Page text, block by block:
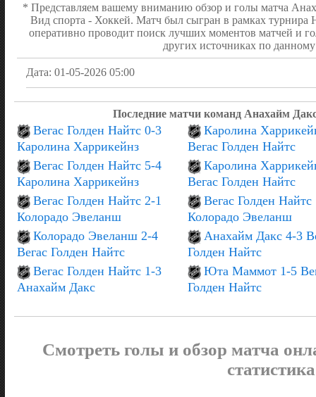
* Представляем вашему вниманию обзор и голы матча
Вид спорта - Хоккей. Матч был сыгран в рамках турнира
оперативно проводит поиск лучших моментов матчей и
других источниках по
Дата: 01-05-2026 05:00
Последние матчи команд Анахайм
Вегас Голден Найтс 0-3
Каролина Харрикейнз
Каролина
Вегас Голден Найтс
Вегас Голден Найтс 5-4
Каролина Харрикейнз
Каролина
Вегас Голден Найтс
Вегас Голден Найтс 2-1
Колорадо Эвеланш
Вегас Голден Найтс
Колорадо Эвеланш
Колорадо Эвеланш 2-4
Вегас Голден Найтс
Анахайм Дакс 4-3
Голден Найтс
Вегас Голден Найтс 1-3
Анахайм Дакс
Юта Маммот 1-5
Голден Найтс
Смотреть голы и обзор матча
статистика